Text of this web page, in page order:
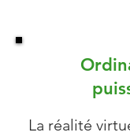
La réalité